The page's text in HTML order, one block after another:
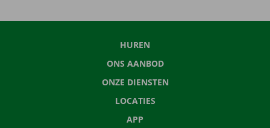
HUREN
ONS AANBOD
ONZE DIENSTEN
LOCATIES
APP